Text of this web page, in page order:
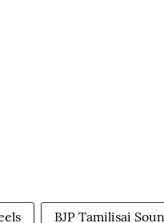
BJP Tamilisai